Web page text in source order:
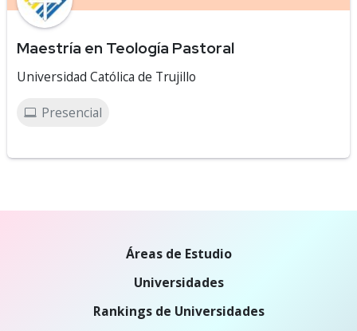
Maestría en Teología Pastoral
Universidad Católica de Trujillo
Presencial
Áreas de Estudio
Universidades
Rankings de Universidades